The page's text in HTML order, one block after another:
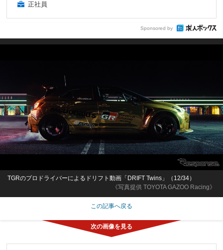
正社員
Sponsored by
《写真提供 TOYOTA GAZOO Racing》
TGRのプロドライバーによるドリフト動画「DRIFT Twins」（12/34）
この記事へ戻る